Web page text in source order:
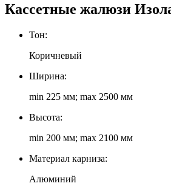
Кассетные жалюзи
Тон:
Коричневый
Ширина:
min 225 мм; max 2500 мм
Высота:
min 200 мм; max 2100 мм
Материал карниза:
Алюминий